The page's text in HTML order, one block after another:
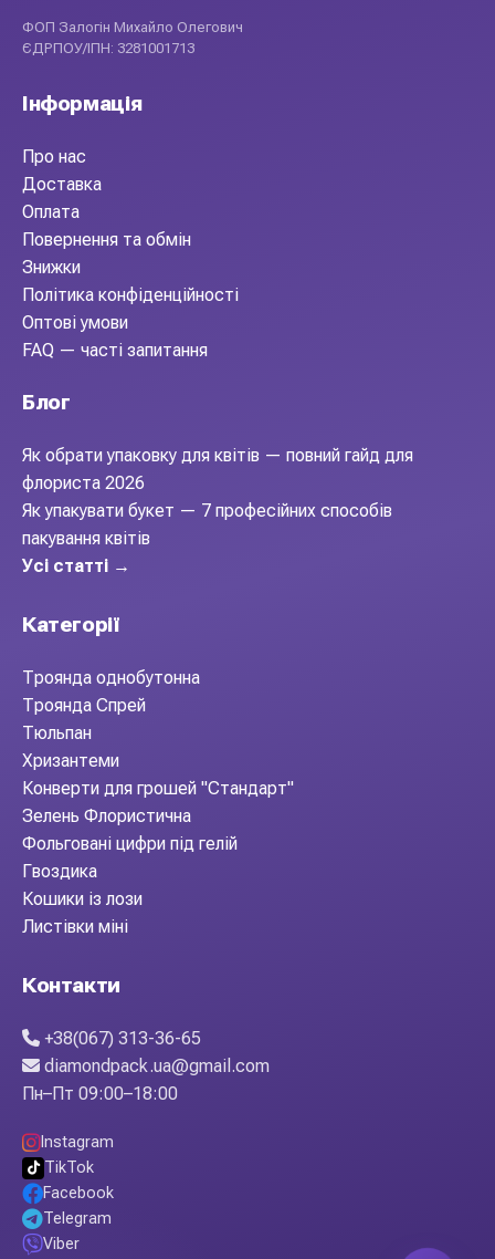
ФОП Залогін Михайло Олегович
ЄДРПОУ/ІПН: 3281001713
Інформація
Про нас
Доставка
Оплата
Повернення та обмін
Знижки
Політика конфіденційності
Оптові умови
FAQ — часті запитання
Блог
Як обрати упаковку для квітів — повний гайд для
флориста 2026
Як упакувати букет — 7 професійних способів
пакування квітів
Усі статті →
Категорії
Троянда однобутонна
Троянда Спрей
Тюльпан
Хризантеми
Конверти для грошей "Стандарт"
Зелень Флористична
Фольговані цифри під гелій
Гвоздика
Кошики із лози
Листівки міні
Контакти
+38(067) 313-36-65
diamondpack.ua@gmail.com
Пн–Пт 09:00–18:00
Instagram
TikTok
Facebook
Telegram
Viber